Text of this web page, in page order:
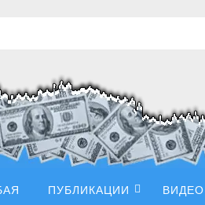
ПУБЛИКАЦИИ ВИДЕО